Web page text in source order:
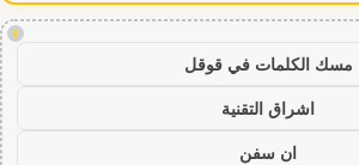
!
مسك الكلمات في قوقل
اشراق التقنية
ان سفن